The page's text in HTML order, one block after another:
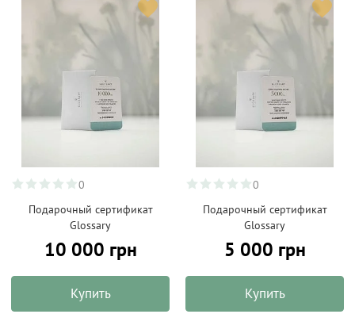
0
Подарочный сертификат
Glossary
10 000 грн
Купить
0
Подарочный сертификат
Glossary
5 000 грн
Купить